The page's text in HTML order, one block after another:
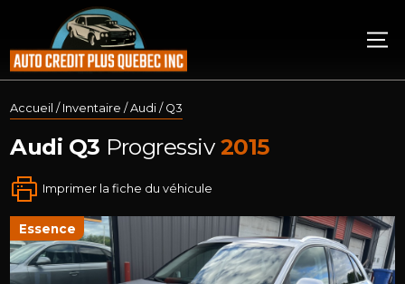
Accueil / Inventaire / Audi / Q3
Audi Q3 Progressiv 2015
Imprimer la fiche du véhicule
essence